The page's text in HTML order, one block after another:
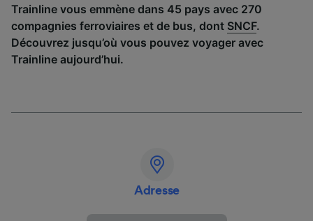
Trainline vous emmène dans 45 pays avec 270
compagnies ferroviaires et de bus, dont SNCF.
Découvrez jusqu’où vous pouvez voyager avec
Trainline aujourd’hui.
Adresse